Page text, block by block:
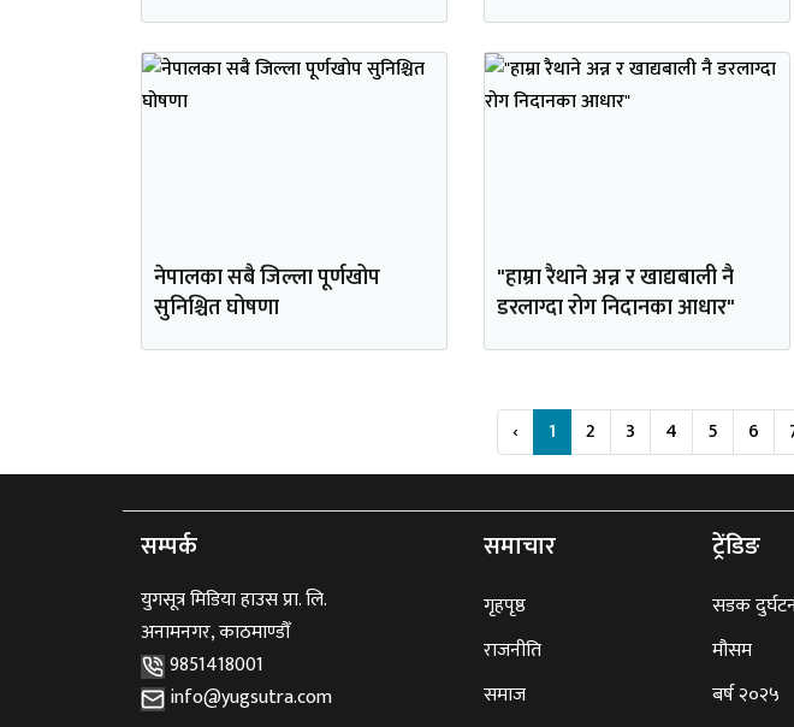
नेपालका सबै जिल्ला पूर्णखोप
सुनिश्चित घोषणा
"हाम्रा रैथाने अन्न र खाद्यबाली नै
डरलाग्दा रोग निदानका आधार"
‹ 1 2 3 4 5 6
सम्पर्क
युगसूत्र मिडिया हाउस प्रा. लि.
अनामनगर, काठमाण्डौँ
9851418001
info@yugsutra.com
समाचार
गृहपृष्ठ
राजनीति
समाज
ट्रेंडिङ
सडक
मौसम
बर्ष २०२५